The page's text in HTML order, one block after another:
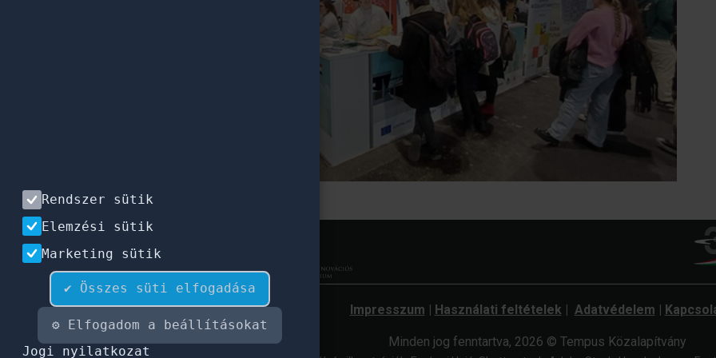
Impresszum | Használati feltételek| Adatvédelem |
Minden jog fenntartva, 2026 © Tempus Közalapítvány
Rendszer sütik
Elemzési sütik
Marketing sütik
✔ Összes süti elfogadása
⚙ Elfogadom a beállításokat
Jogi nyilatkozat